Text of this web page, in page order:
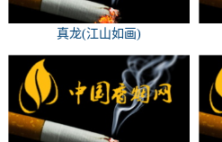
真龙(江山如画)